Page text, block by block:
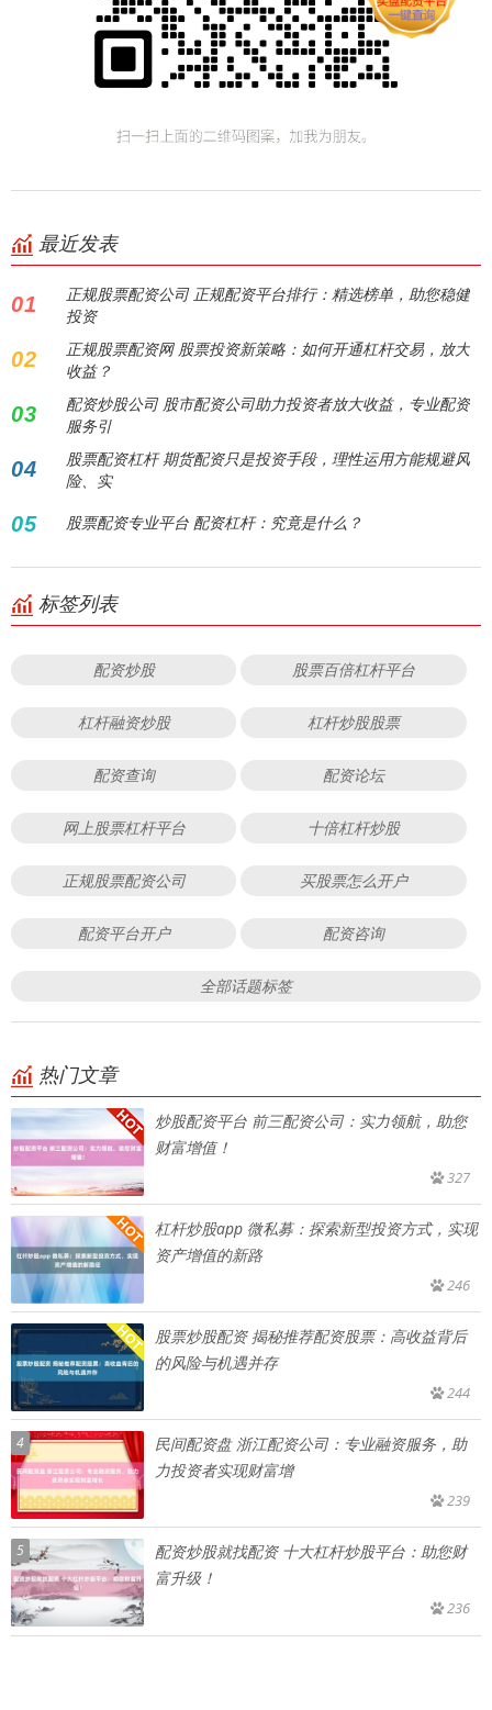
最近发表
01
正规股票配资公司 正规配资平台排行：精选榜单，助您稳健
投资
02
正规股票配资网 股票投资新策略：如何开通杠杆交易，放大
收益？
03
配资炒股公司 股市配资公司助力投资者放大收益，专业配资
服务引
04
股票配资杠杆 期货配资只是投资手段，理性运用方能规避风
险、实
05 股票配资专业平台 配资杠杆：究竟是什么？
标签列表
配资炒股 股票百倍杠杆平台
杠杆融资炒股 杠杆炒股股票
配资查询 配资论坛
网上股票杠杆平台 十倍杠杆炒股
正规股票配资公司 买股票怎么开户
配资平台开户 配资咨询
全部话题标签
热门文章
炒股配资平台 前三配资公司：实力领航，助您
财富增值！
327
杠杆炒股app 微私募：探索新型投资方式，实现
资产增值的新路
246
股票炒股配资 揭秘推荐配资股票：高收益背后
的风险与机遇并存
244
4
民间配资盘 浙江配资公司：专业融资服务，助
力投资者实现财富增
239
5
配资炒股就找配资 十大杠杆炒股平台：助您财
富升级！
236